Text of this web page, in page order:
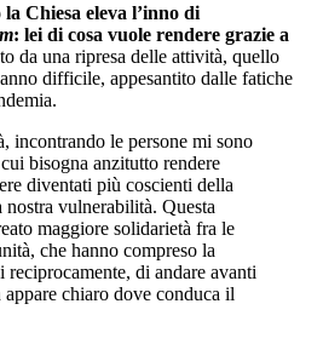
Chiesa eleva l’inno di
: lei di cosa vuole rendere grazie a
da una ripresa delle attività, quello
difficile, appesantito dalle fatiche
incontrando le persone mi sono
bisogna anzitutto rendere
diventati più coscienti della
vulnerabilità. Questa
maggiore solidarietà fra le
che hanno compreso la
reciprocamente, di andare avanti
appare chiaro dove conduca il